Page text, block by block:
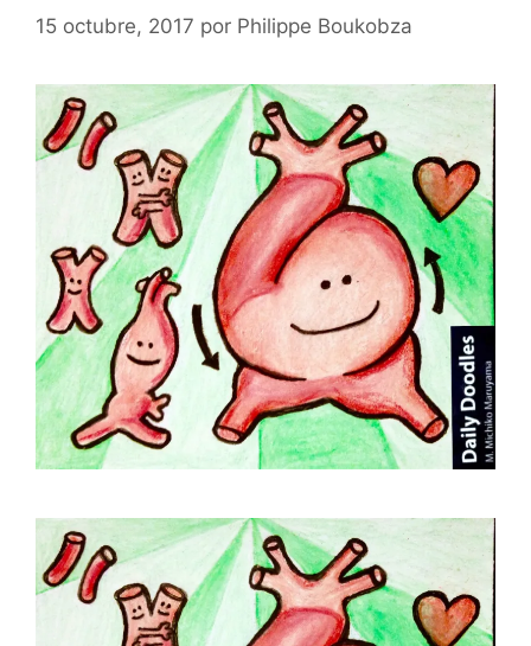
15 octubre, 2017 por Philippe Boukobza